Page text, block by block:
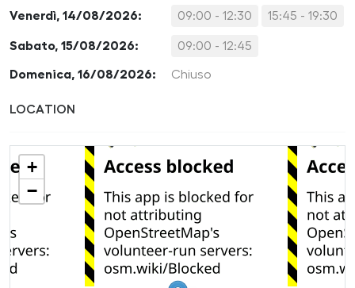
Venerdì, 14/08/2026: 09:00 - 12:30 15:45 - 19:30
Sabato, 15/08/2026: 09:00 - 12:45
Domenica, 16/08/2026: Chiuso
LOCATION
+
−